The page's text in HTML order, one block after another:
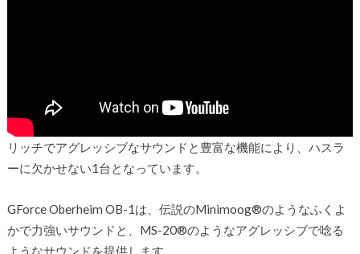
リッチでアグレッシブなサウンドと豊富な機能により、ハスラ
ーに欠かせない1台となっています。
GForce Oberheim OB-1は、伝説のMinimoog®のようなふくよ
かで力強いサウンドと、MS-20®のようなアグレッシブで唸る
ようなサウンドを提供します。